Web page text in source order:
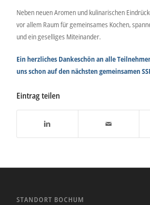
Neben neuen Aromen und kulinarischen
vor allem Raum für gemeinsames Kochen,
und ein geselliges Miteinander.
Ein herzliches Dankeschön an alle
uns schon auf den nächsten gemeinsamen
Eintrag teilen
STANDORT BOCHUM